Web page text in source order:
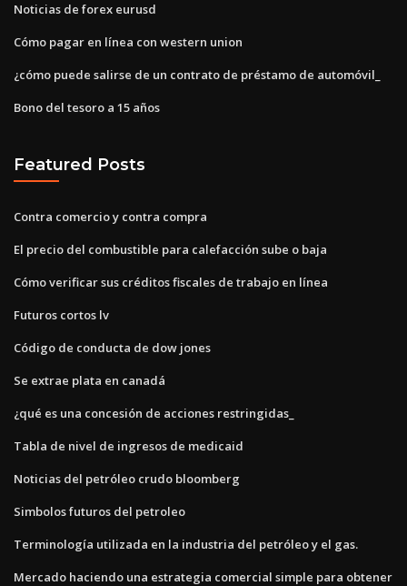
Noticias de forex eurusd
Cómo pagar en línea con western union
¿cómo puede salirse de un contrato de préstamo de automóvil_
Bono del tesoro a 15 años
Featured Posts
Contra comercio y contra compra
El precio del combustible para calefacción sube o baja
Cómo verificar sus créditos fiscales de trabajo en línea
Futuros cortos lv
Código de conducta de dow jones
Se extrae plata en canadá
¿qué es una concesión de acciones restringidas_
Tabla de nivel de ingresos de medicaid
Noticias del petróleo crudo bloomberg
Simbolos futuros del petroleo
Terminología utilizada en la industria del petróleo y el gas.
Mercado haciendo una estrategia comercial simple para obtener